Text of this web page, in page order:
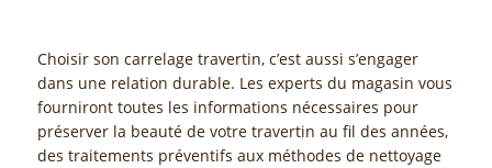
Choisir son carrelage travertin, c’est aussi s’engager
dans une relation durable. Les experts du magasin vous
fourniront toutes les informations nécessaires pour
préserver la beauté de votre travertin au fil des années,
des traitements préventifs aux méthodes de nettoyage